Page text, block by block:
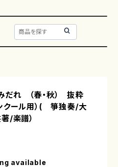
れ （春・秋） 抜粋
クール用）( 箏独奏/大
/楽譜）
available